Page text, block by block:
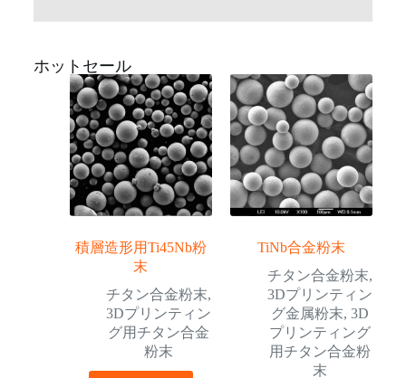
ホットセール
積層造形用Ti45Nb粉
末
チタン合金粉末,
3Dプリンティン
グ用チタン合金
粉末
TiNb合金粉末
チタン合金粉末,
3Dプリンティン
グ金属粉末, 3D
プリンティング
用チタン合金粉
末